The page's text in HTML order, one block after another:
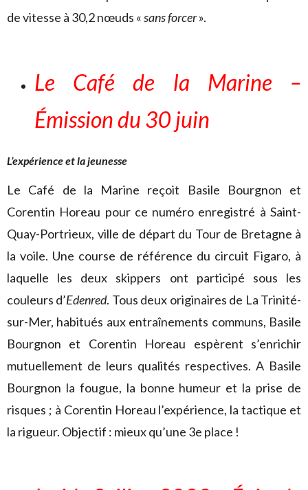
de vitesse à 30,2 nœuds «sans forcer».
Le Café de la Marine –
Émission du 30 juin
L’expérience et la jeunesse
Le Café de la Marine reçoit Basile Bourgnon et
Corentin Horeau pour ce numéro enregistré à Saint-
Quay-Portrieux, ville de départ du Tour de Bretagne à
la voile. Une course de référence du circuit Figaro, à
laquelle les deux skippers ont participé sous les
couleurs d’Edenred. Tous deux originaires de La Trinité-
sur-Mer, habitués aux entraînements communs, Basile
Bourgnon et Corentin Horeau espèrent s’enrichir
mutuellement de leurs qualités respectives. A Basile
Bourgnon la fougue, la bonne humeur et la prise de
risques ; à Corentin Horeau l’expérience, la tactique et
la rigueur. Objectif : mieux qu’une 3e place !